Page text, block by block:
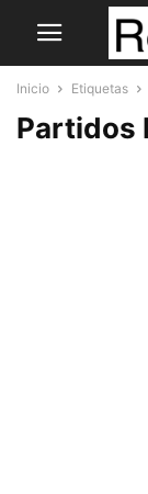
Inicio Etiquetas
Partidos